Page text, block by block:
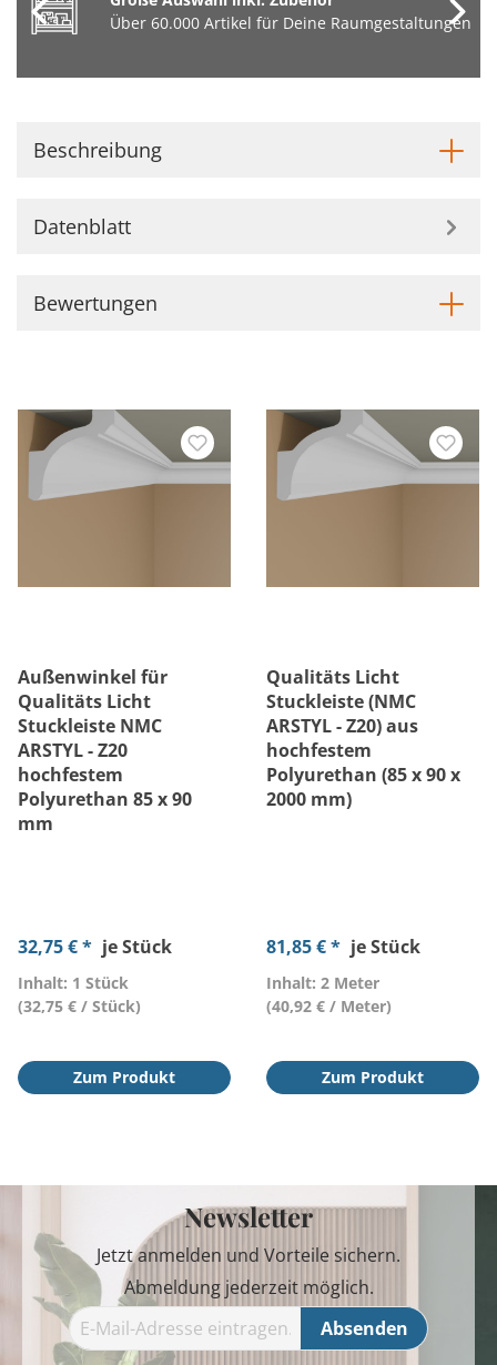
Über 60.000 Artikel für Deine Raumgestaltungen
Beschreibung
Datenblatt
Bewertungen
Außenwinkel für
Qualitäts Licht
Stuckleiste NMC
ARSTYL - Z20
hochfestem
Polyurethan 85 x 90
mm
32,75 € * je Stück
Inhalt: 1 Stück
(32,75 € / Stück)
Zum Produkt
Qualitäts Licht
Stuckleiste (NMC
ARSTYL - Z20) aus
hochfestem
Polyurethan (85 x 90 x
2000 mm)
81,85 € * je Stück
Inhalt: 2 Meter
(40,92 € / Meter)
Zum Produkt
Newsletter
Jetzt anmelden und Vorteile sichern.
Abmeldung jederzeit möglich.
Absenden